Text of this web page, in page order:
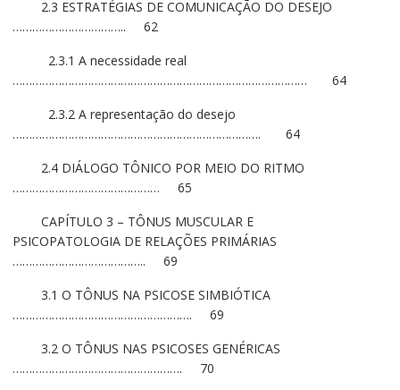
2.3 ESTRATÉGIAS DE COMUNICAÇÃO DO DESEJO
…………………………….. 62
2.3.1 A necessidade real
……………………………………………………………………………… 64
2.3.2 A representação do desejo
…………………………………………………………………. 64
2.4 DIÁLOGO TÔNICO POR MEIO DO RITMO
……………………………………… 65
CAPÍTULO 3 – TÔNUS MUSCULAR E
PSICOPATOLOGIA DE RELAÇÕES PRIMÁRIAS
………………………………….. 69
3.1 O TÔNUS NA PSICOSE SIMBIÓTICA
………………………………………………. 69
3.2 O TÔNUS NAS PSICOSES GENÉRICAS
……………………………………………. 70